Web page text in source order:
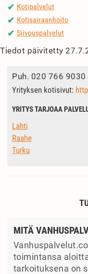
✔ Kotipalvelut
✔ Kotisairaanhoito
✔ Siivouspalvelut
Tiedot päivitetty
Puh. 020 766 9030
Yrityksen kotisivut:
YRITYS TARJOAA
Lahti
Raahe
Turku
MITÄ
toimintansa
tarkoituksena on